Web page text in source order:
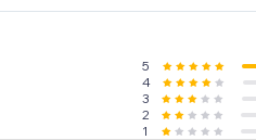
5
4
3
2
1